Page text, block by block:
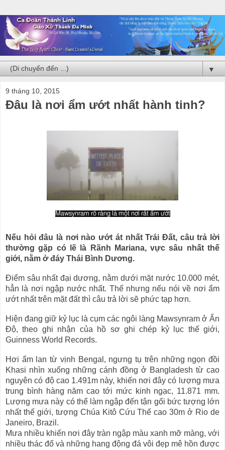
▼
9 tháng 10, 2015
Đâu là nơi ẩm ướt nhất hành tinh?
Mawsynram rõ ràng là một nơi rất ẩm ướt
Nếu hỏi đâu là nơi nào ướt át nhất Trái Đất, câu trả lời
thường gặp có lẽ là Rãnh Mariana, vực sâu nhất thế
giới, nằm ở đáy Thái Bình Dương.
Điểm sâu nhất đại dương, nằm dưới mặt nước 10.000 mét,
hẳn là nơi ngập nước nhất. Thế nhưng nếu nói về nơi ẩm
ướt nhất trên mặt đất thì câu trả lời sẽ phức tạp hơn.
Hiện đang giữ kỷ lục là cụm các ngôi làng Mawsynram ở Ấn
Độ, theo ghi nhận của hồ sơ ghi chép kỷ lục thế giới,
Guinness World Records.
Hơi ẩm lan từ vịnh Bengal, ngưng tụ trên những ngọn đồi
Khasi nhìn xuống những cánh đồng ở Bangladesh từ cao
nguyên có độ cao 1.491m này, khiến nơi đây có lượng mưa
trung bình hàng năm cao tới mức kinh ngạc, 11.871 mm.
Lượng mưa này có thể làm ngập đến tận gối bức tượng lớn
nhất thế giới, tượng Chúa Kitô Cứu Thế cao 30m ở Rio de
Janeiro, Brazil.
Mưa nhiều khiến nơi đây tràn ngập màu xanh mỡ màng, với
nhiều thác đổ và những hang động đá vôi đẹp mê hồn được